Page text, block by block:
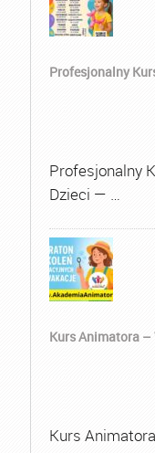
Profesjonalny
Profesjonalny
Dzieci — …
Kurs Animatora –
Kurs